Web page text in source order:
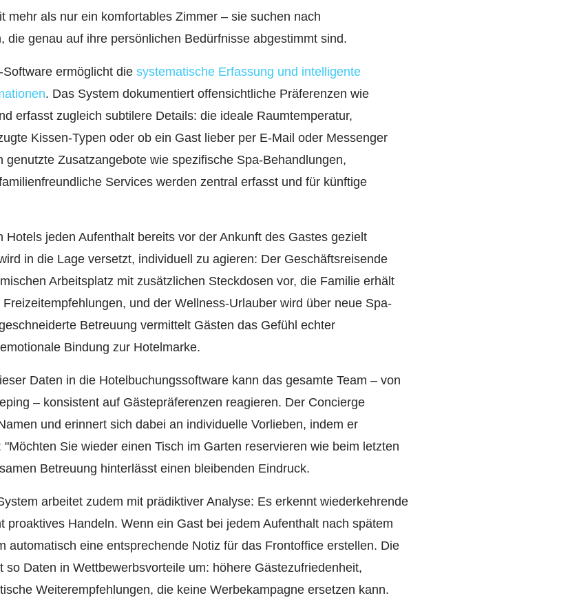
mehr als nur ein komfortables Zimmer – sie suchen nach
die genau auf ihre persönlichen Bedürfnisse abgestimmt sind.
ermöglicht die systematische Erfassung und intelligente
. Das System dokumentiert offensichtliche Präferenzen wie
erfasst zugleich subtilere Details: die ideale Raumtemperatur,
Kissen-Typen oder ob ein Gast lieber per E-Mail oder Messenger
genutzte Zusatzangebote wie spezifische Spa-Behandlungen,
Services werden zentral erfasst und für künftige
Hotels jeden Aufenthalt bereits vor der Ankunft des Gastes gezielt
in die Lage versetzt, individuell zu agieren: Der Geschäftsreisende
Arbeitsplatz mit zusätzlichen Steckdosen vor, die Familie erhält
und der Wellness-Urlauber wird über neue Spa-
Betreuung vermittelt Gästen das Gefühl echter
Bindung zur Hotelmarke.
Daten in die Hotelbuchungssoftware kann das gesamte Team – von
– konsistent auf Gästepräferenzen reagieren. Der Concierge
und erinnert sich dabei an individuelle Vorlieben, indem er
Sie wieder einen Tisch im Garten reservieren wie beim letzten
Betreuung hinterlässt einen bleibenden Eindruck.
arbeitet zudem mit prädiktiver Analyse: Es erkennt wiederkehrende
proaktives Handeln. Wenn ein Gast bei jedem Aufenthalt nach spätem
automatisch eine entsprechende Notiz für das Frontoffice erstellen. Die
so Daten in Wettbewerbsvorteile um: höhere Gästezufriedenheit,
Weiterempfehlungen, die keine Werbekampagne ersetzen kann.